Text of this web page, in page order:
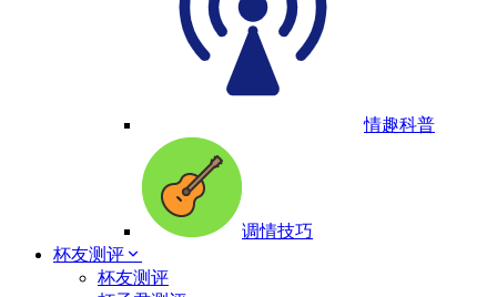
情趣科普
调情技巧
杯友测评
杯友测评